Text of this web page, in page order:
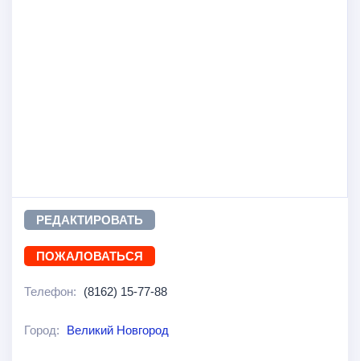
РЕДАКТИРОВАТЬ
ПОЖАЛОВАТЬСЯ
Телефон: (8162) 15-77-88
Город: Великий Новгород